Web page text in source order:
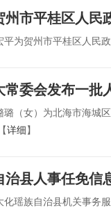
州市平桂区人民
平为贺州市平桂区人民
常委会发布一批
璐（女）为北海市海城
详细】
治县人事任免信
化瑶族自治县机关事务